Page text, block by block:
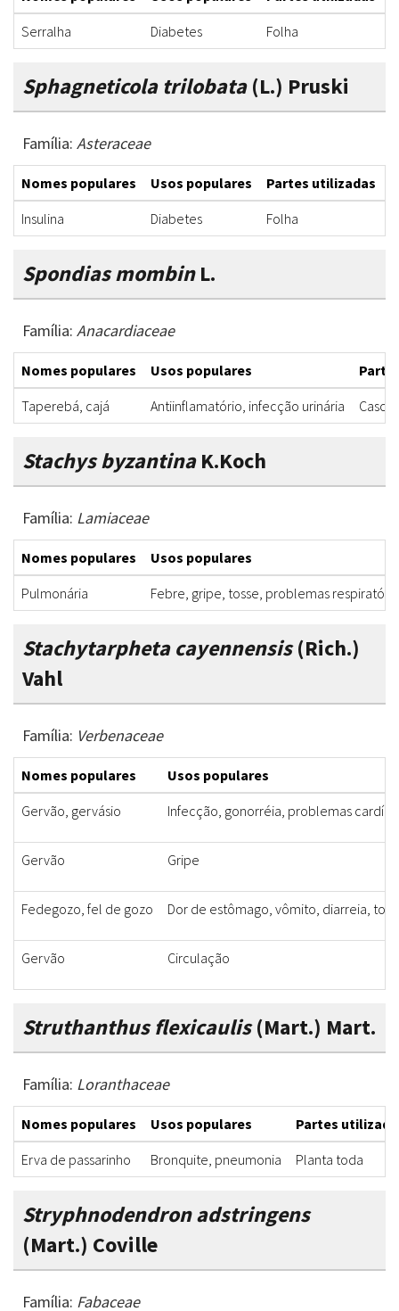
Serralha
Diabetes Folha
Sphagneticola trilobata(L.) Pruski
Família: Asteraceae
Nomes populares Usos populares Partes utilizadas
Insulina
Diabetes Folha
Spondias mombinL.
Família: Anacardiaceae
Nomes populares Usos populares
Taperebá, cajá
Antiinflamatório, infecção urinária Casca
Stachys byzantinaK.Koch
Família: Lamiaceae
Nomes populares
Usos populares
Pulmonária
Febre, gripe, tosse, problemas
Stachytarpheta cayennensis(Rich.)
Vahl
Família: Verbenaceae
Nomes populares
Usos populares
Gervão, gervásio
Infecção, gonorréia, problemas
Gervão Gripe
Fedegozo, fel de gozo Dor de estômago, vômito, diarreia,
Gervão Circulação
Struthanthus flexicaulis(Mart.) Mart.
Família: Loranthaceae
Nomes populares Usos populares
Partes
Erva de passarinho
Bronquite, pneumonia Planta toda
Stryphnodendron adstringens
(Mart.) Coville
Família: Fabaceae